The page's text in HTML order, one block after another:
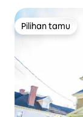
Pilihan tamu
Pilihan tamu